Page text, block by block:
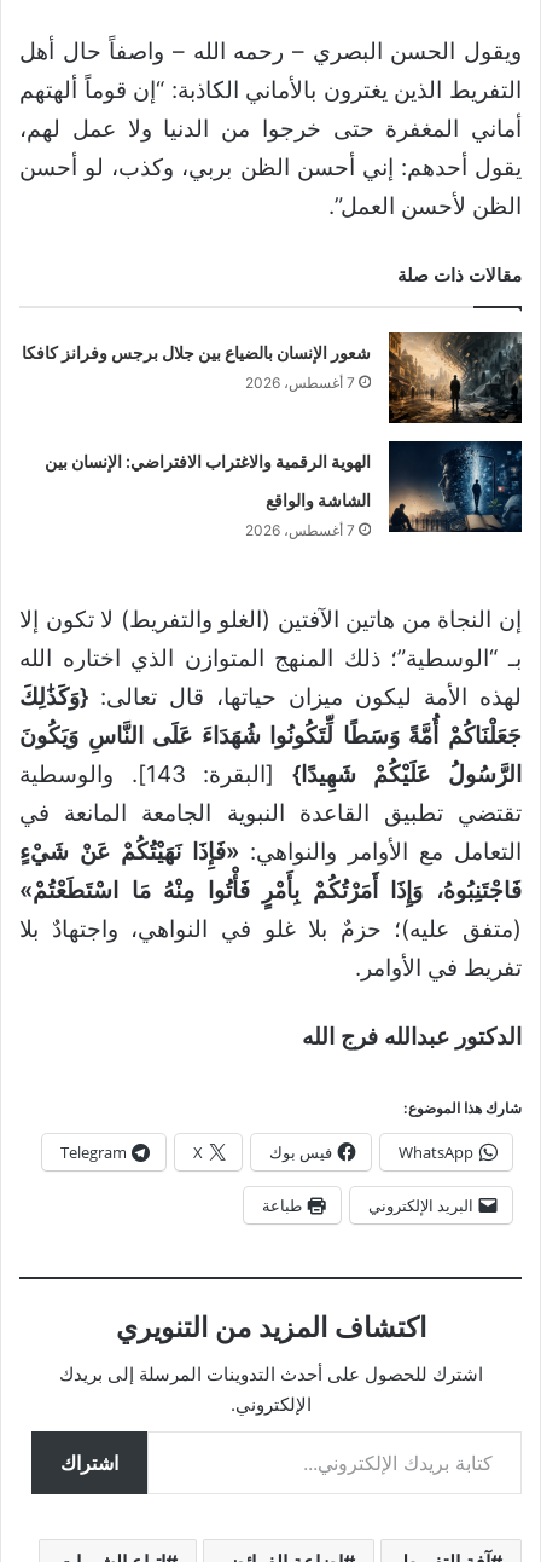
ويقول الحسن البصري – رحمه الله – واصفاً حال أهل
التفريط الذين يغترون بالأماني الكاذبة: “إن قوماً ألهتهم
أماني المغفرة حتى خرجوا من الدنيا ولا عمل لهم،
يقول أحدهم: إني أحسن الظن بربي، وكذب، لو أحسن
الظن لأحسن العمل”.
مقالات ذات صلة
شعور الإنسان بالضياع بين جلال برجس وفرانز كافكا
7 أغسطس، 2026
الهوية الرقمية والاغتراب الافتراضي: الإنسان بين
الشاشة والواقع
7 أغسطس، 2026
إن النجاة من هاتين الآفتين (الغلو والتفريط) لا تكون إلا
بـ “الوسطية”؛ ذلك المنهج المتوازن الذي اختاره الله
لهذه الأمة ليكون ميزان حياتها، قال تعالى: {وَكَذَٰلِكَ
جَعَلْنَاكُمْ أُمَّةً وَسَطًا لِّتَكُونُوا شُهَدَاءَ عَلَى النَّاسِ وَيَكُونَ
الرَّسُولُ عَلَيْكُمْ شَهِيدًا}
[البقرة: 143]. والوسطية
تقتضي تطبيق القاعدة النبوية الجامعة المانعة في
التعامل مع الأوامر والنواهي: «فَإِذَا نَهَيْتُكُمْ عَنْ شَيْءٍ
فَاجْتَنِبُوهُ، وَإِذَا أَمَرْتُكُمْ بِأَمْرٍ فَأْتُوا مِنْهُ مَا اسْتَطَعْتُمْ»
(متفق عليه)؛ حزمٌ بلا غلو في النواهي، واجتهادٌ بلا
تفريط في الأوامر.
الدكتور عبدالله فرج الله
شارك هذا الموضوع:
WhatsApp فيس بوك X
Telegram
البريد الإلكتروني طباعة
اكتشاف المزيد من التنويري
اشترك للحصول على أحدث التدوينات المرسلة إلى بريدك
الإلكتروني.
كتابة بريدك الإلكتروني...
اشتراك